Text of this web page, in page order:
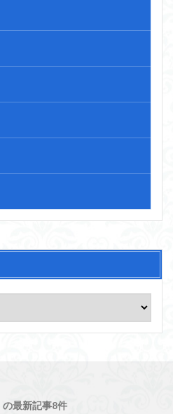
の最新記事8件